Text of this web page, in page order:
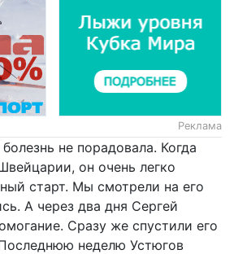
Реклама
не порадовала. Когда
он очень легко
старт. Мы смотрели на его
А через два дня Сергей
Сразу же спустили его
неделю Устюгов